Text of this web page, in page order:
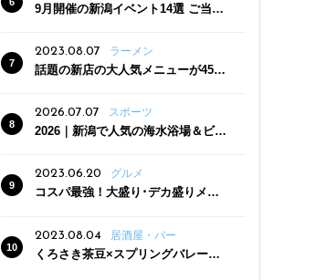
9月開催の新潟イベント14選 ご当地
2023.08.07 ラーメン
話題の新店の大人気メニューが450
クーポン登場
2026.07.07 スポーツ
2026｜新潟で人気の海水浴場＆ビー
2023.06.20
グルメ
コスパ最強！大盛り･デカ盛りメニ
2023.08.04
居酒屋・バー
くろさき茶豆×スプリングバレー豊